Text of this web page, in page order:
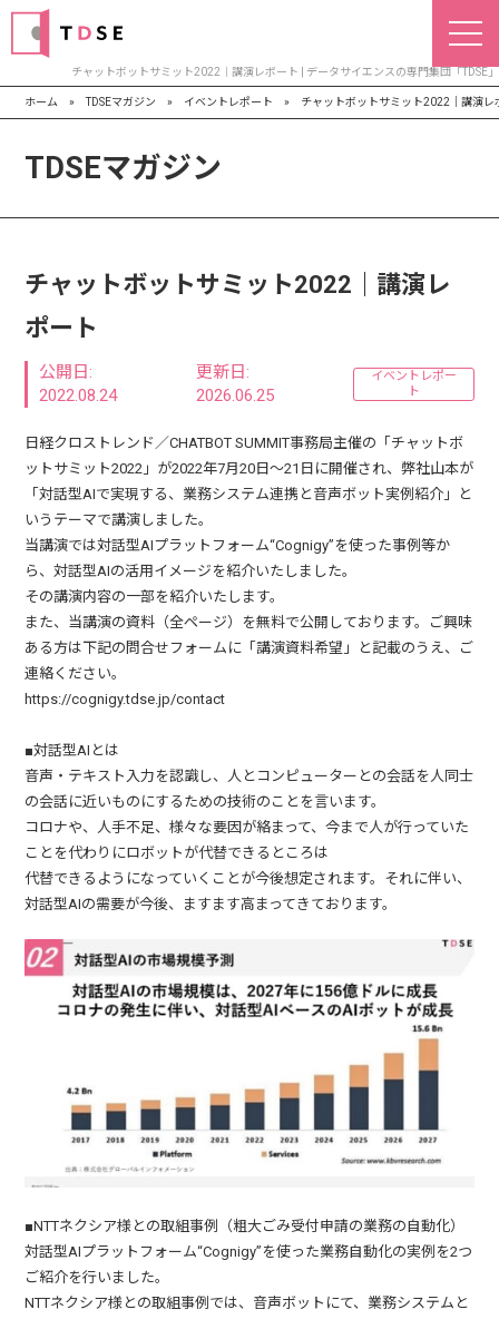
チャットボットサミット2022｜講演レポート | データサイエンスの専門集団「TDSE」
ホーム » TDSEマガジン » イベントレポート » チャットボットサミット2022｜講演レ
TDSEマガジン
チャットボットサミット2022｜講演レ
ポート
公開日:
2022.08.24
更新日:
2026.06.25
イベントレポー
ト
日経クロストレンド／CHATBOT SUMMIT事務局主催の「チャットボ
ットサミット2022」が2022年7月20日～21日に開催され、弊社山本が
「対話型AIで実現する、業務システム連携と音声ボット実例紹介」と
いうテーマで講演しました。
当講演では対話型AIプラットフォーム“Cognigy”を使った事例等か
ら、対話型AIの活用イメージを紹介いたしました。
その講演内容の一部を紹介いたします。
また、当講演の資料（全ページ）を無料で公開しております。ご興味
ある方は下記の問合せフォームに「講演資料希望」と記載のうえ、ご
連絡ください。
https://cognigy.tdse.jp/contact
■対話型AIとは
音声・テキスト入力を認識し、人とコンピューターとの会話を人同士
の会話に近いものにするための技術のことを言います。
コロナや、人手不足、様々な要因が絡まって、今まで人が行っていた
ことを代わりにロボットが代替できるところは
代替できるようになっていくことが今後想定されます。それに伴い、
対話型AIの需要が今後、ますます高まってきております。
■NTTネクシア様との取組事例（粗大ごみ受付申請の業務の自動化）
対話型AIプラットフォーム“Cognigy”を使った業務自動化の実例を2つ
ご紹介を行いました。
NTTネクシア様との取組事例では、音声ボットにて、業務システムと